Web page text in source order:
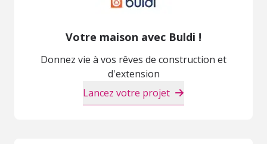
Votre maison avec Buldi !
Donnez vie à vos rêves de construction et
d'extension
Lancez votre projet